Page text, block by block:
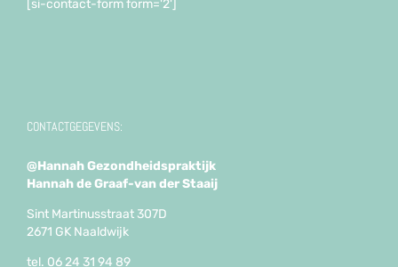
[si-contact-form form='2']
CONTACTGEGEVENS:
@Hannah Gezondheidspraktijk
Hannah de Graaf-van der Staaij
Sint Martinusstraat 307D
2671 GK Naaldwijk
tel. 06 24 31 94 89